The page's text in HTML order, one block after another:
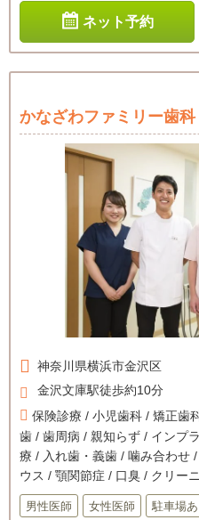
ネット予約
かなざわファミリー歯科
神奈川県横浜市金沢区
金沢文庫駅徒歩約10分
保険診療 / 小児歯科 / 矯正歯
歯 / 歯周病 / 親知らず / インプ
療 / 入れ歯・義歯 / 噛み合わせ
ウス / 顎関節症 / 口臭 / クリー
男性医師 女性医師 駐車場あ